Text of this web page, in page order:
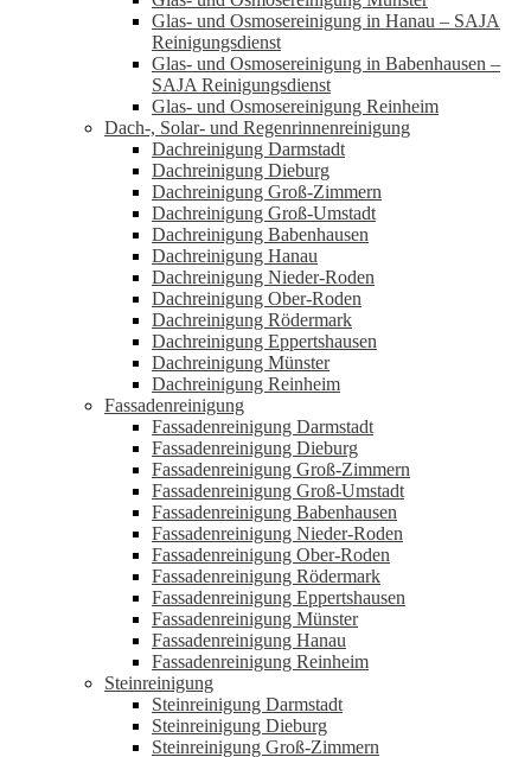
Glas- und Osmosereinigung in Hanau – SAJA
Reinigungsdienst
Glas- und Osmosereinigung in Babenhausen –
SAJA Reinigungsdienst
Glas- und Osmosereinigung Reinheim
Dach-, Solar- und Regenrinnenreinigung
Dachreinigung Darmstadt
Dachreinigung Dieburg
Dachreinigung Groß-Zimmern
Dachreinigung Groß-Umstadt
Dachreinigung Babenhausen
Dachreinigung Hanau
Dachreinigung Nieder-Roden
Dachreinigung Ober-Roden
Dachreinigung Rödermark
Dachreinigung Eppertshausen
Dachreinigung Münster
Dachreinigung Reinheim
Fassadenreinigung
Fassadenreinigung Darmstadt
Fassadenreinigung Dieburg
Fassadenreinigung Groß-Zimmern
Fassadenreinigung Groß-Umstadt
Fassadenreinigung Babenhausen
Fassadenreinigung Nieder-Roden
Fassadenreinigung Ober-Roden
Fassadenreinigung Rödermark
Fassadenreinigung Eppertshausen
Fassadenreinigung Münster
Fassadenreinigung Hanau
Fassadenreinigung Reinheim
Steinreinigung
Steinreinigung Darmstadt
Steinreinigung Dieburg
Steinreinigung Groß-Zimmern